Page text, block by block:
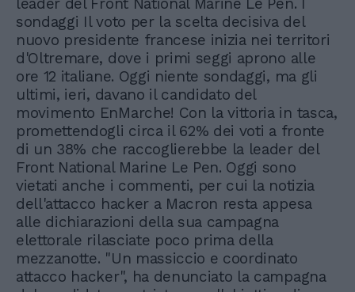
leader del Front National Marine Le Pen. I
sondaggi Il voto per la scelta decisiva del
nuovo presidente francese inizia nei territori
d'Oltremare, dove i primi seggi aprono alle
ore 12 italiane. Oggi niente sondaggi, ma gli
ultimi, ieri, davano il candidato del
movimento EnMarche! Con la vittoria in tasca,
promettendogli circa il 62% dei voti a fronte
di un 38% che raccoglierebbe la leader del
Front National Marine Le Pen. Oggi sono
vietati anche i commenti, per cui la notizia
dell'attacco hacker a Macron resta appesa
alle dichiarazioni della sua campagna
elettorale rilasciate poco prima della
mezzanotte. "Un massiccio e coordinato
attacco hacker", ha denunciato la campagna